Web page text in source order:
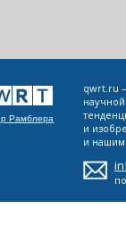
Рамблера
qwrt.ru
и
и нашим